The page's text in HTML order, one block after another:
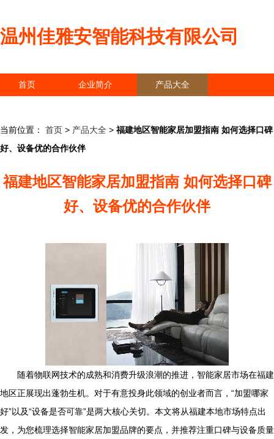
温州佳雅安智能科技有限公司
首页 企业简介 产品大全
当前位置： 首页 > 产品大全 > 福建地区智能家居加盟指南 如何选择口碑
好、设备优的合作伙伴
福建地区智能家居加盟指南 如何选择口碑
好、设备优的合作伙伴
随着物联网技术的成熟和消费升级浪潮的推进，智能家居市场在福建
地区正展现出蓬勃生机。对于有意投身此领域的创业者而言，“加盟哪家
好”以及“设备是否可靠”是两大核心关切。本文将从福建本地市场特点出
发，为您梳理选择智能家居加盟品牌的要点，并推荐注重口碑与设备质量